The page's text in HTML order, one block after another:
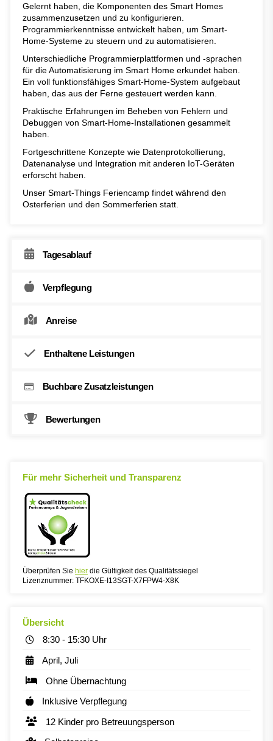
Gelernt haben, die Komponenten des Smart Homes
zusammenzusetzen und zu konfigurieren.
Programmierkenntnisse entwickelt haben, um Smart-
Home-Systeme zu steuern und zu automatisieren.
Unterschiedliche Programmierplattformen und -sprachen
für die Automatisierung im Smart Home erkundet haben.
Ein voll funktionsfähiges Smart-Home-System aufgebaut
haben, das aus der Ferne gesteuert werden kann.
Praktische Erfahrungen im Beheben von Fehlern und
Debuggen von Smart-Home-Installationen gesammelt
haben.
Fortgeschrittene Konzepte wie Datenprotokollierung,
Datenanalyse und Integration mit anderen IoT-Geräten
erforscht haben.
Unser Smart-Things Feriencamp findet während den
Osterferien und den Sommerferien statt.
Tagesablauf
Verpflegung
Anreise
Enthaltene Leistungen
Buchbare Zusatzleistungen
Bewertungen
Für mehr Sicherheit und Transparenz
Überprüfen Sie hier die Gültigkeit des Qualitätssiegel
Lizenznummer: TFKOXE-I13SGT-X7FPW4-X8K
Übersicht
8:30 - 15:30 Uhr
April, Juli
Ohne Übernachtung
Inklusive Verpflegung
12 Kinder pro Betreuungsperson